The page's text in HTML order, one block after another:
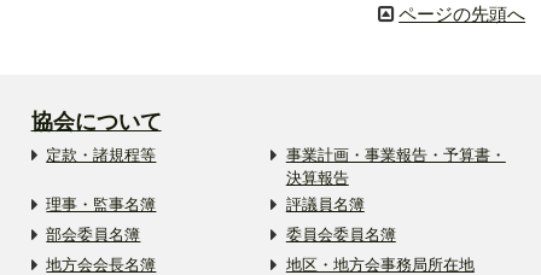
ページの先頭へ
協会について
定款・諸規程等
事業計画・事業報告・予算書・
決算報告
理事・監事名簿
評議員名簿
部会委員名簿
委員会委員名簿
地方会会長名簿
地区・地方会事務局所在地